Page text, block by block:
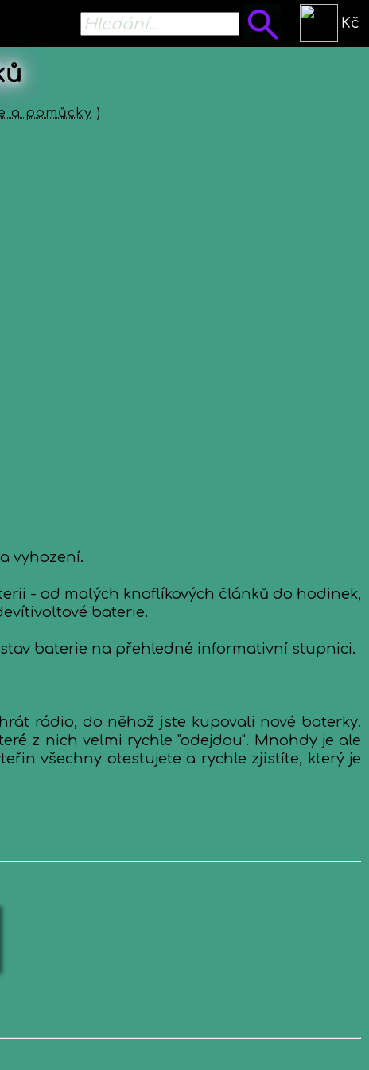
Kč
a pomůcky )
vyhození.
- od malých knoflíkových článků do hodinek,
baterie.
baterie na přehledné informativní stupnici.
rádio, do něhož jste kupovali nové baterky.
z nich velmi rychle "odejdou". Mnohdy je ale
všechny otestujete a rychle zjistíte, který je